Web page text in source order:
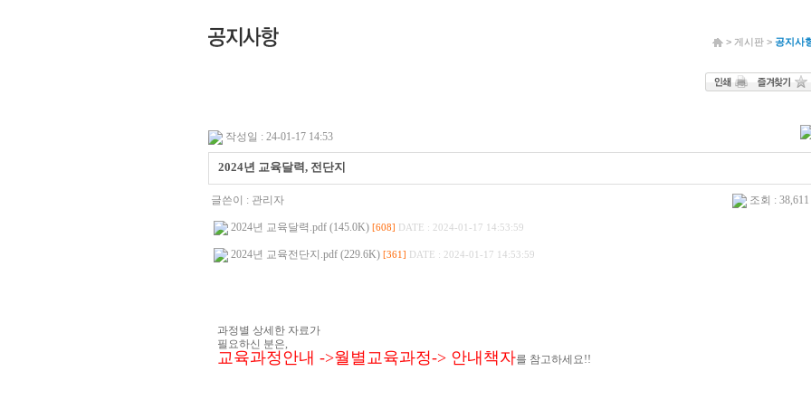
> 게시판 > 공지사
작성일 : 24-01-17 14:53
2024년 교육달력, 전단지
글쓴이 : 관리자 조회 :
2024년 교육달력.pdf (145.0K) [608] DATE : 2024-01-17 14:53:59
2024년 교육전단지.pdf (229.6K) [361] DATE : 2024-01-17 14:53:59
과정별 상세한 자료가
필요하신 분은,
교육과정안내 ->월별교육과정-> 안내책자를 참고하세요!!